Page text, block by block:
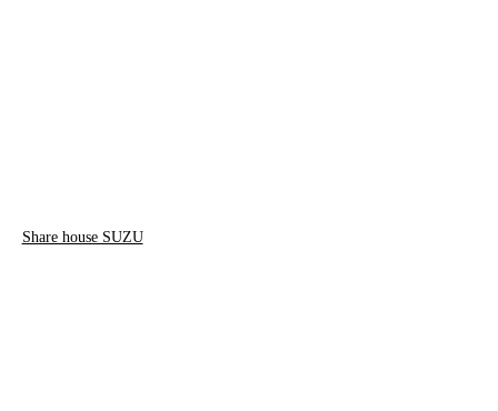
Share house SUZU